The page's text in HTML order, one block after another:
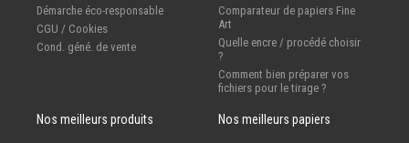
Démarche éco-responsable
CGU / Cookies
Cond. géné. de vente
Comparateur de papiers Fine
Art
Quelle encre / procédé choisir
?
Comment bien préparer vos
fichiers pour le tirage ?
Nos meilleurs produits Nos meilleurs papiers